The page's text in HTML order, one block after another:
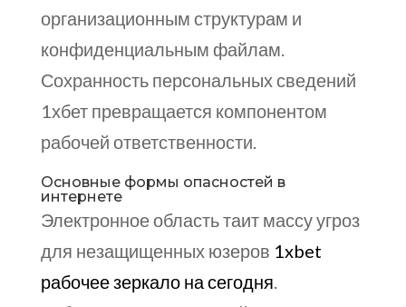
организационным структурам и
конфиденциальным файлам.
Сохранность персональных сведений
1хбет превращается компонентом
рабочей ответственности.
Основные формы опасностей в
интернете
Электронное область таит массу угроз
для незащищенных юзеров 1xbet
рабочее зеркало на сегодня.